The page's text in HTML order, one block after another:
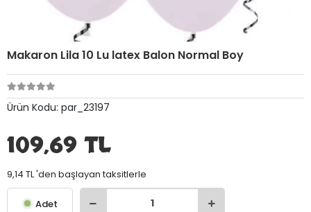
Makaron Lila 10 Lu latex Balon Normal Boy
Ürün Kodu: par_23197
109,69 TL
9,14 TL 'den başlayan taksitlerle
Adet